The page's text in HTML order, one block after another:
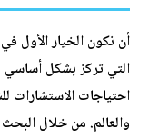
أن نكون الخيار الأول في
التي تركز بشكل أساسي
احتياجات الاستشارات
والعالم. من خلال البحث